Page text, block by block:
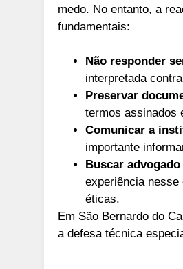
medo. No entanto, a
fundamentais:
Não responder
interpretada
Preservar
termos assinados
Comunicar a
importante
Buscar
experiência
éticas.
Em São Bernardo do
a defesa técnica